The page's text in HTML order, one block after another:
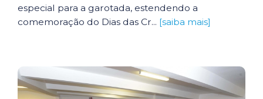
especial para a garotada, estendendo a
comemoração do Dias das Cr... [saiba mais]